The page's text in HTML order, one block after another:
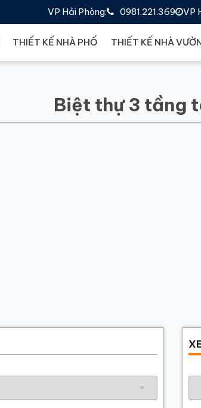
VP
VP Hải Phòng: 0981.221.369
THIẾT KẾ NHÀ PHỐ THIẾT KẾ NHÀ
Biệt thự 3 tầng